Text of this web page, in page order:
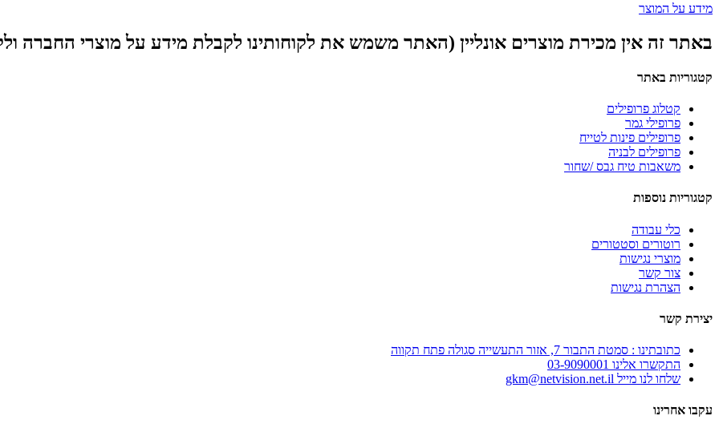
מידע על המוצר
באתר זה אין מכירת מוצרים אונליין (האתר משמש את לקוחותינו לקבלת מידע על מוצרי החברה
קטגוריות באתר
קטלוג פרופילים
פרופילי גמר
פרופילים פינות לטייח
פרופילים לבניה
משאבות טיח גבס /שחור
קטגוריות נוספות
כלי עבודה
רוטורים וסטטורים
מוצרי נגישות
צור קשר
הצהרת נגישות
יצירת קשר
כתובתינו : סמטת התבור 7, אזור התעשייה סגולה פתח תקווה
התקשרו אלינו 03-9090001
שלחו לנו מייל gkm@netvision.net.il
עקבו אחרינו